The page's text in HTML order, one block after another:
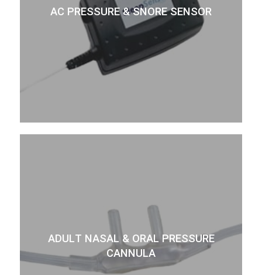
AC PRESSURE & SNORE SENSOR
ADULT NASAL & ORAL PRESSURE
CANNULA